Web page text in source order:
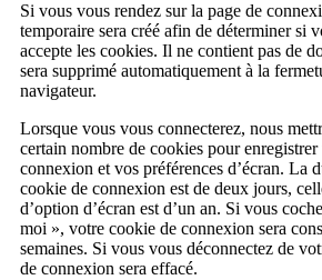
Si vous vous rendez sur la page de
temporaire sera créé afin de déterminer si
accepte les cookies. Il ne contient pas de
sera supprimé automatiquement à la
navigateur.
Lorsque vous vous connecterez, nous
certain nombre de cookies pour
connexion et vos préférences d’écran. La
cookie de connexion est de deux jours,
d’option d’écran est d’un an. Si vous
moi », votre cookie de connexion sera
semaines. Si vous vous déconnectez de
de connexion sera effacé.